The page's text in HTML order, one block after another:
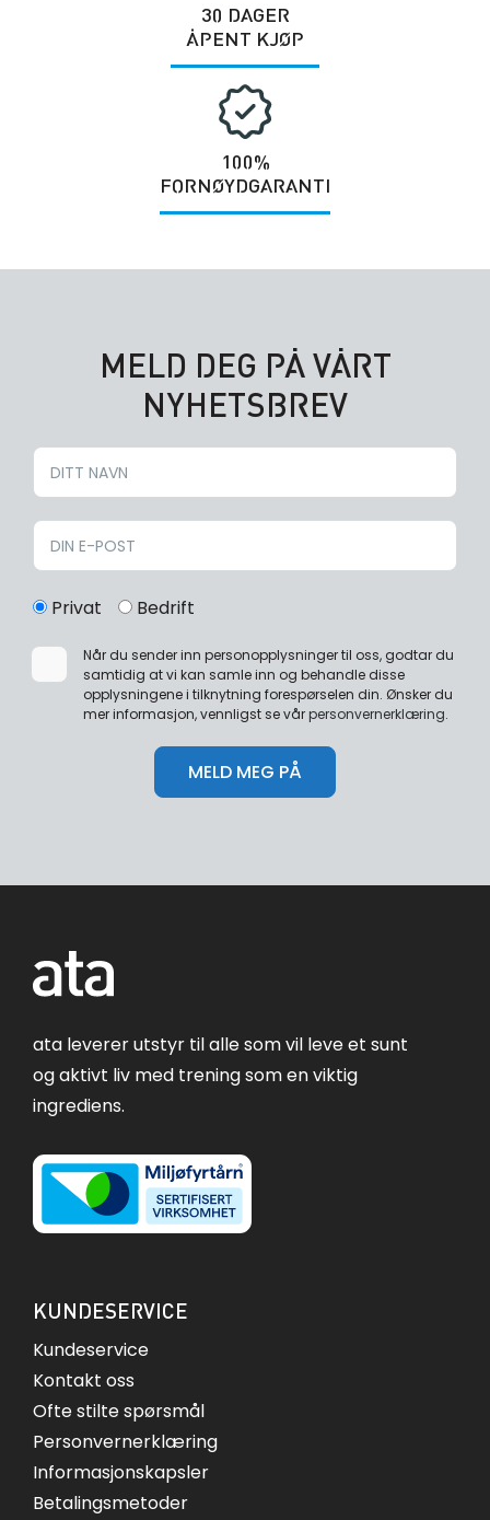
30 DAGER
ÅPENT KJØP
100%
FORNØYDGARANTI
MELD DEG PÅ VÅRT
NYHETSBREV
Privat Bedrift
Når du sender inn personopplysninger til oss, godtar du
samtidig at vi kan samle inn og behandle disse
opplysningene i tilknytning forespørselen din. Ønsker du
mer informasjon, vennligst se vårpersonvernerklæring.
ata leverer utstyr til alle som vil leve et sunt
og aktivt liv med trening som en viktig
ingrediens.
KUNDESERVICE
Kundeservice
Kontakt oss
Ofte stilte spørsmål
Personvernerklæring
Informasjonskapsler
Betalingsmetoder